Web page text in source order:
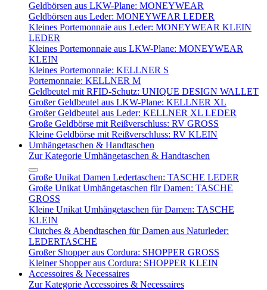
Geldbörsen aus LKW-Plane: MONEYWEAR
Geldbörsen aus Leder: MONEYWEAR LEDER
Kleines Portemonnaie aus Leder: MONEYWEAR KLEIN
LEDER
Kleines Portemonnaie aus LKW-Plane: MONEYWEAR
KLEIN
Kleines Portemonnaie: KELLNER S
Portemonnaie: KELLNER M
Geldbeutel mit RFID-Schutz: UNIQUE DESIGN WALLET
Großer Geldbeutel aus LKW-Plane: KELLNER XL
Großer Geldbeutel aus Leder: KELLNER XL LEDER
Große Geldbörse mit Reißverschluss: RV GROSS
Kleine Geldbörse mit Reißverschluss: RV KLEIN
Umhängetaschen & Handtaschen
Zur Kategorie Umhängetaschen & Handtaschen
Große Unikat Damen Ledertaschen: TASCHE LEDER
Große Unikat Umhängetaschen für Damen: TASCHE
GROSS
Kleine Unikat Umhängetaschen für Damen: TASCHE
KLEIN
Clutches & Abendtaschen für Damen aus Naturleder:
LEDERTASCHE
Großer Shopper aus Cordura: SHOPPER GROSS
Kleiner Shopper aus Cordura: SHOPPER KLEIN
Accessoires & Necessaires
Zur Kategorie Accessoires & Necessaires